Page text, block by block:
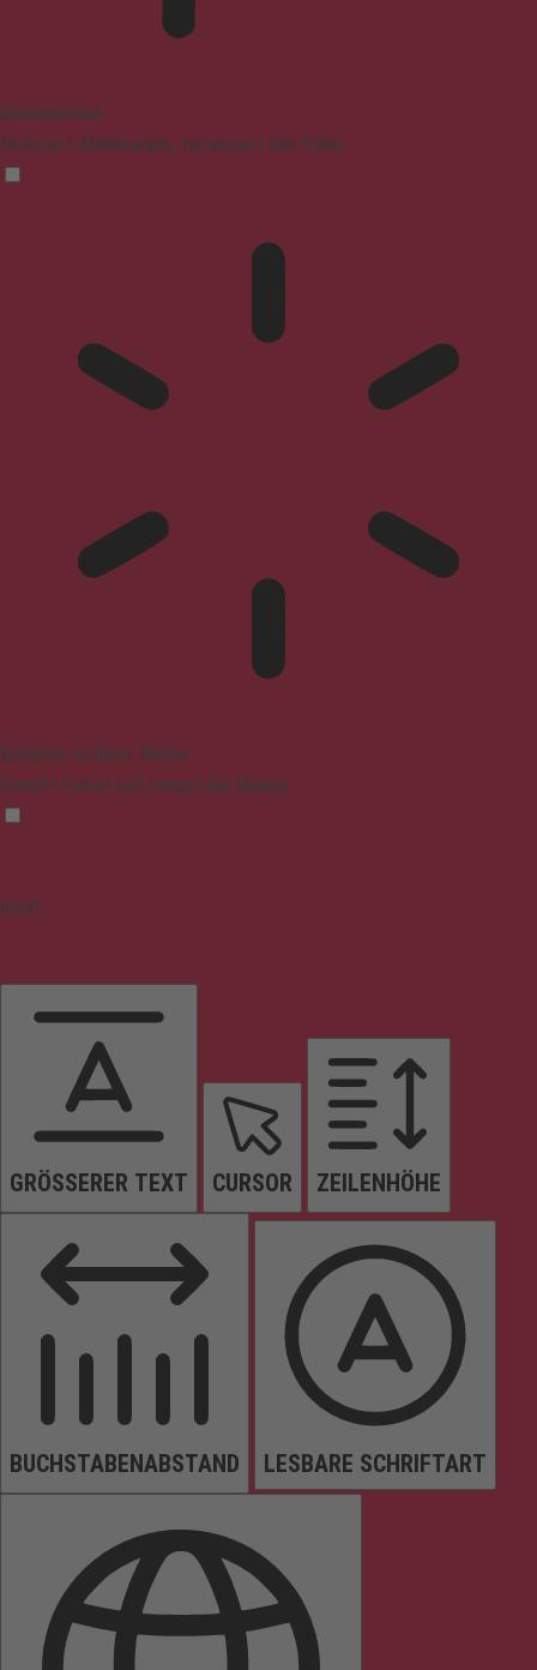
Blindenmodus
Reduziert Ablenkungen, verbessert den Fokus
Epilepsie-sicherer Modus
Dämpft Farben und stoppt das Blinken
Inhalt
GRÖSSERER TEXT CURSOR ZEILENHÖHE
BUCHSTABENABSTAND LESBARE SCHRIFTART